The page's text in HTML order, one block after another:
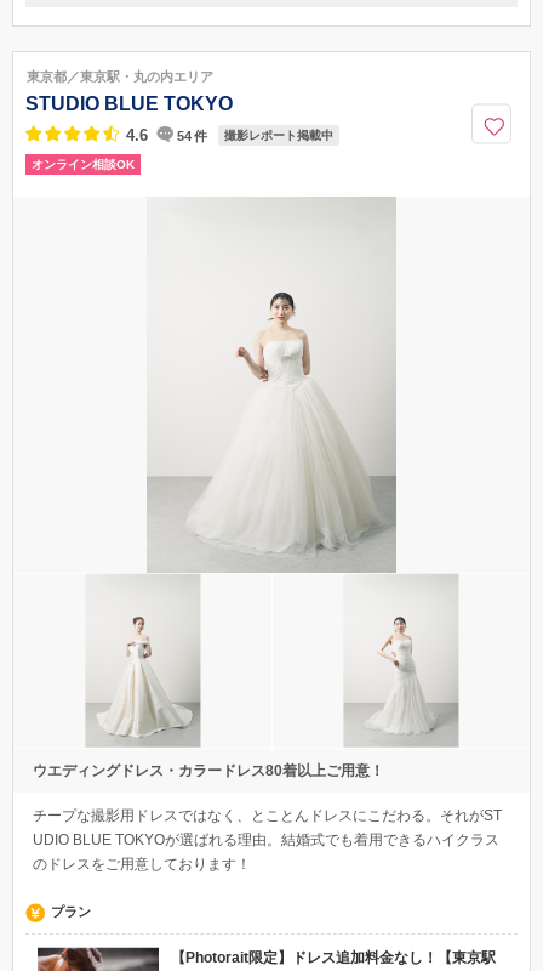
東京都立川市緑町4-5 コトブキヤビル2F
050-1724-5440
東京都／東京駅・丸の内エリア
STUDIO BLUE TOKYO
4.6 54件 撮影レポート掲載中
オンライン相談OK
ウエディングドレス・カラードレス80着以上ご用意！
チープな撮影用ドレスではなく、とことんドレスにこだわる。それがST
UDIO BLUE TOKYOが選ばれる理由。結婚式でも着用できるハイクラス
のドレスをご用意しております！
プラン
【Photorait限定】ドレス追加料金なし！【東京駅